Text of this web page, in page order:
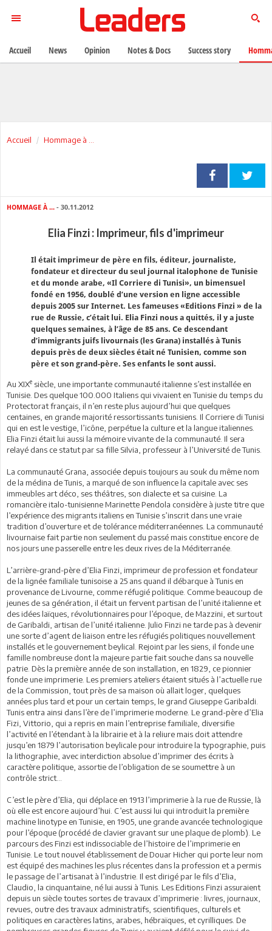
Accueil Hommage à ...
HOMMAGE À ... - 30.11.2012
Elia Finzi : Imprimeur, fils d'imprimeur
Il était imprimeur de père en fils, éditeur, journaliste,
fondateur et directeur du seul journal italophone de Tunisie
et du monde arabe, «Il Corriere di Tunisi», un bimensuel
fondé en 1956, doublé d’une version en ligne accessible
depuis 2005 sur Internet. Les fameuses «Editions Finzi » de la
rue de Russie, c’était lui. Elia Finzi nous a quittés, il y a juste
quelques semaines, à l’âge de 85 ans. Ce descendant
d’immigrants juifs livournais (les Grana) installés à Tunis
depuis près de deux siècles était né Tunisien, comme son
père et son grand-père. Ses enfants le sont aussi.
Au XIXe siècle, une importante communauté italienne s’est installée en
Tunisie. Des quelque 100.000 Italiens qui vivaient en Tunisie du temps du
Protectorat français, il n’en reste plus aujourd’hui que quelques
centaines, en grande majorité ressortissants tunisiens. Il Corriere di Tunisi
qui en est le vestige, l’icône, perpétue la culture et la langue italiennes.
Elia Finzi était lui aussi la mémoire vivante de la communauté. Il sera
relayé dans ce statut par sa fille Silvia, professeur à l’Université de Tunis.
La communauté Grana, associée depuis toujours au souk du même nom
de la médina de Tunis, a marqué de son influence la capitale avec ses
immeubles art déco, ses théâtres, son dialecte et sa cuisine. La
romancière italo-tunisienne Marinette Pendola considère à juste titre que
l’expérience des migrants italiens en Tunisie s’inscrit dans une vraie
tradition d’ouverture et de tolérance méditerranéennes. La communauté
livournaise fait partie non seulement du passé mais constitue encore de
nos jours une passerelle entre les deux rives de la Méditerranée.
L’arrière-grand-père d’Elia Finzi, imprimeur de profession et fondateur
de la lignée familiale tunisoise a 25 ans quand il débarque à Tunis en
provenance de Livourne, comme réfugié politique. Comme beaucoup de
jeunes de sa génération, il était un fervent partisan de l’unité italienne et
des idées laïques, révolutionnaires pour l’époque, de Mazzini, et surtout
de Garibaldi, artisan de l’unité italienne. Julio Finzi ne tarde pas à devenir
une sorte d’agent de liaison entre les réfugiés politiques nouvellement
installés et le gouvernement beylical. Rejoint par les siens, il fonde une
famille nombreuse dont la majeure partie fait souche dans sa nouvelle
patrie. Dès la première année de son installation, en 1829, ce pionnier
fonde une imprimerie. Les premiers ateliers étaient situés à l’actuelle rue
de la Commission, tout près de sa maison où allait loger, quelques
années plus tard et pour un certain temps, le grand Giuseppe Garibaldi.
Tunis entra ainsi dans l’ère de l’imprimerie moderne. Le grand-père d’Elia
Fizi, Vittorio, qui a repris en main l’entreprise familiale, diversifie
l’activité en l’étendant à la librairie et à la reliure mais doit attendre
jusqu’en 1879 l’autorisation beylicale pour introduire la typographie, puis
la lithographie, avec interdiction absolue d’imprimer des écrits à
caractère politique, assortie de l’obligation de se soumettre à un
contrôle strict…
C’est le père d’Elia, qui déplace en 1913 l’imprimerie à la rue de Russie, là
où elle est encore aujourd’hui. C’est aussi lui qui introduit la première
machine linotype en Tunisie, en 1905, une grande avancée technologique
pour l’époque (procédé de clavier gravant sur une plaque de plomb). Le
parcours des Finzi est indissociable de l’histoire de l’imprimerie en
Tunisie. Le tout nouvel établissement de Douar Hicher qui porte leur nom
est équipé des machines les plus récentes dans la profession et a permis
le passage de l’artisanat à l’industrie. Il est dirigé par le fils d’Elia,
Claudio, la cinquantaine, né lui aussi à Tunis. Les Editions Finzi assuraient
depuis un siècle toutes sortes de travaux d’imprimerie : livres, journaux,
revues, outre des travaux administratifs, scientifiques, culturels et
politiques en caractères latins, arabes, hébraïques, et cyrilliques. De
Accueil News Opinion Notes & Docs Success story